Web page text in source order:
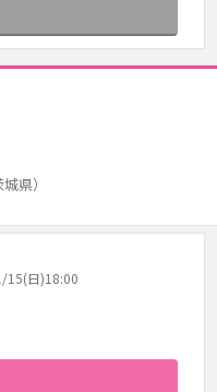
城県）
15(日)18:00